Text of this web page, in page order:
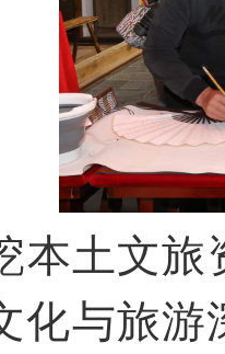
土文旅
化与旅游